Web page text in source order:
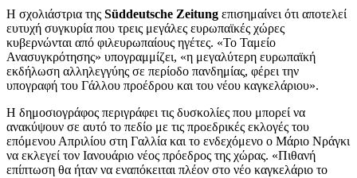
Η σχολιάστρια της Süddeutsche Zeitung επισημαίνει ότι αποτελεί
ευτυχή συγκυρία που τρεις μεγάλες ευρωπαϊκές χώρες
κυβερνώνται από φιλευρωπαίους ηγέτες. «Το Ταμείο
Ανασυγκρότησης» υπογραμμίζει, «η μεγαλύτερη ευρωπαϊκή
εκδήλωση αλληλεγγύης σε περίοδο πανδημίας, φέρει την
υπογραφή του Γάλλου προέδρου και του νέου καγκελάριου».
Η δημοσιογράφος περιγράφει τις δυσκολίες που μπορεί να
ανακύψουν σε αυτό το πεδίο με τις προεδρικές εκλογές του
επόμενου Απριλίου στη Γαλλία και το ενδεχόμενο ο Μάριο Νράγκι
να εκλεγεί τον Ιανουάριο νέος πρόεδρος της χώρας. «Πιθανή
επίπτωση θα ήταν να εναπόκειται πλέον στο νέο καγκελάριο το